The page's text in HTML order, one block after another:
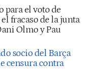
para el voto de
fracaso de la junta
Olmo y Pau
socio del Barça
censura contra